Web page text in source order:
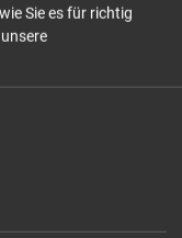
Auch
Sie es für richtig